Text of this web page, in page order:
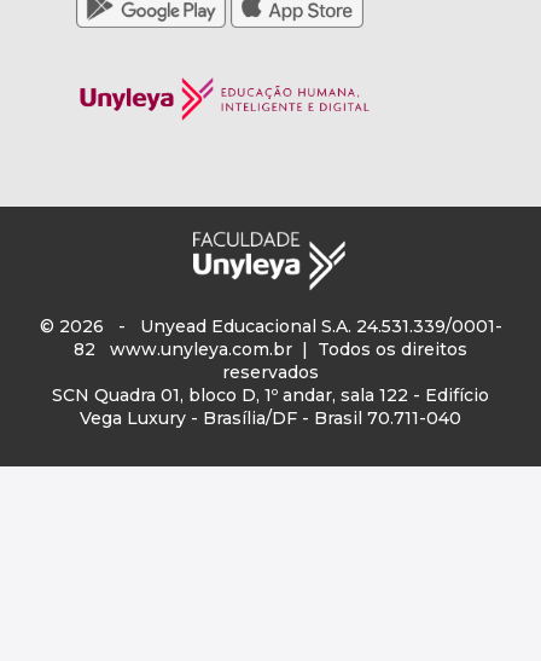
© 2026 - Unyead Educacional S.A. 24.531.339/0001-
82 www.unyleya.com.br | Todos os direitos
reservados
SCN Quadra 01, bloco D, 1º andar, sala 122 - Edifício
Vega Luxury - Brasília/DF - Brasil 70.711-040